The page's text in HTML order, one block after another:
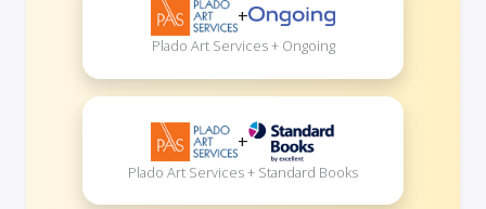
+
Plado Art Services + Ongoing
+
Plado Art Services + Standard Books